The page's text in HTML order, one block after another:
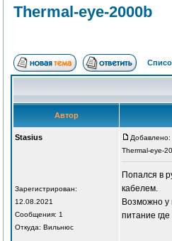
Thermal-eye-2000b
Автор
Stasius
Зарегистрирован:
12.08.2021
Сообщения: 1
Откуда: Вильнюс
Добавлено:
Thermal-eye-
Попался в
кабелем.
Возможно у
питание